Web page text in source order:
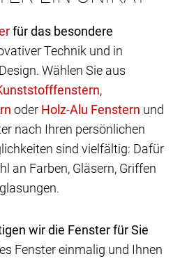
für das besondere
Technik und in
Wählen Sie aus
,
oder
und
nach Ihren persönlichen
sind vielfältig: Dafür
an Farben, Gläsern, Griffen
wir die Fenster für Sie
Fenster einmalig und Ihnen